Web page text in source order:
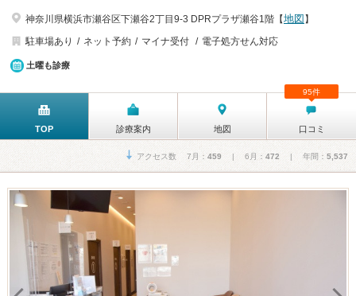
神奈川県横浜市瀬谷区下瀬谷2丁目9-3 DPRプラザ瀬谷1階【地図 】
駐車場あり
ネット予約 マイナ受付 電子処方せん対応
土曜も診療
TOP 診療案内 地図 口コミ
95件
アクセス数 7月： 459 | 6月： 472 | 年間： 5,537